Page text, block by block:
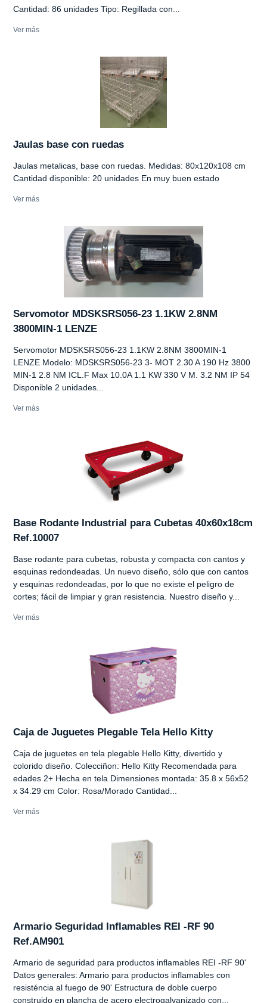
Cantidad: 86 unidades Tipo: Regillada con...
Ver más
Jaulas base con ruedas
Jaulas metalicas, base con ruedas. Medidas: 80x120x108 cm
Cantidad disponible: 20 unidades En muy buen estado
Ver más
Servomotor MDSKSRS056-23 1.1KW 2.8NM
3800MIN-1 LENZE
Servomotor MDSKSRS056-23 1.1KW 2.8NM 3800MIN-1
LENZE Modelo: MDSKSRS056-23 3- MOT 2.30 A 190 Hz 3800
MIN-1 2.8 NM ICL.F Max 10.0A 1.1 KW 330 V M. 3.2 NM IP 54
Disponible 2 unidades...
Ver más
Base Rodante Industrial para Cubetas 40x60x18cm
Ref.10007
Base rodante para cubetas, robusta y compacta con cantos y
esquinas redondeadas. Un nuevo diseño, sólo que con cantos
y esquinas redondeadas, por lo que no existe el peligro de
cortes; fácil de limpiar y gran resistencia. Nuestro diseño y...
Ver más
Caja de Juguetes Plegable Tela Hello Kitty
Caja de juguetes en tela plegable Hello Kitty, divertido y
colorido diseño. Colecciñon: Hello Kitty Recomendada para
edades 2+ Hecha en tela Dimensiones montada: 35.8 x 56x52
x 34.29 cm Color: Rosa/Morado Cantidad...
Ver más
Armario Seguridad Inflamables REI -RF 90
Ref.AM901
Armario de seguridad para productos inflamables REI -RF 90'
Datos generales: Armario para productos inflamables con
resisténcia al fuego de 90' Estructura de doble cuerpo
construido en plancha de acero electrogalvanizado con...